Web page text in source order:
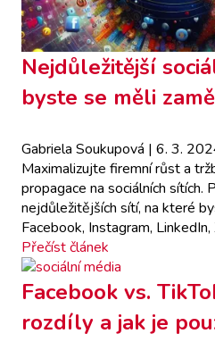
Nejdůležitější
byste se měli
Gabriela Soukupová | 6. 3.
Maximalizujte firemní růst a
propagace na sociálních sítích.
nejdůležitějších sítí, na které
Facebook, Instagram, LinkedIn,
Přečíst článek
Facebook vs.
rozdíly a jak je